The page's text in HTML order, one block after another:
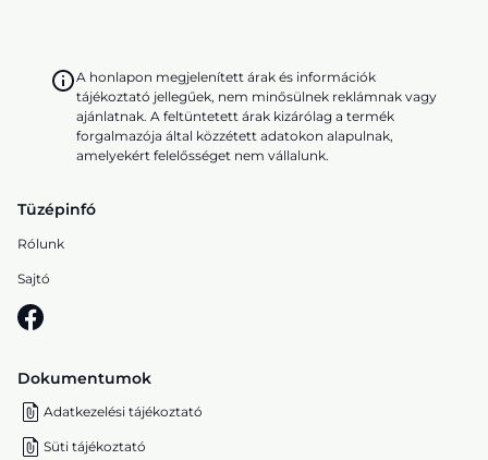
A honlapon megjelenített árak és információk
tájékoztató jellegűek, nem minősülnek reklámnak vagy
ajánlatnak. A feltüntetett árak kizárólag a termék
forgalmazója által közzétett adatokon alapulnak,
amelyekért felelősséget nem vállalunk.
Tüzépinfó
Rólunk
Sajtó
Dokumentumok
Adatkezelési tájékoztató
Süti tájékoztató